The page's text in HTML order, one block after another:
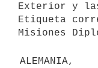
Exterior y
Etiqueta
Misiones
ALEMANIA,